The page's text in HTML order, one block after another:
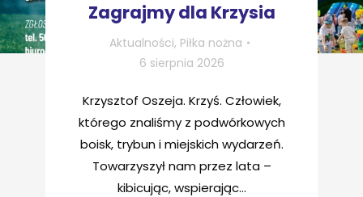
Zagrajmy dla Krzysia
Aktualności, Piłka nożna
6 sierpnia 2026
Krzysztof Oszeja. Krzyś. Człowiek,
którego znaliśmy z podwórkowych
boisk, trybun i miejskich wydarzeń.
Towarzyszył nam przez lata –
kibicując, wspierając…